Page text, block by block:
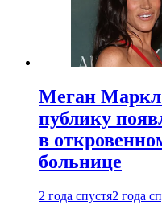
Меган Маркл
публику
в
больнице
2 года спустя2 года